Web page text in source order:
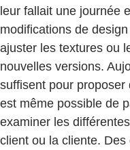
leur fallait une journée
modifications de
ajuster les textures ou
nouvelles versions.
suffisent pour
est même possible de
examiner les
client ou la cliente.